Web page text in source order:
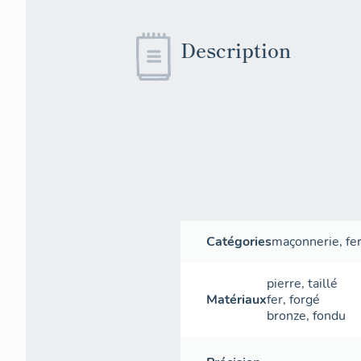
Description
Catégoriesmaçonnerie,
Matériaux
pierre, taillé
fer, forgé
bronze, fondu